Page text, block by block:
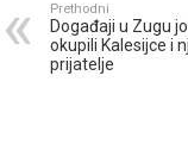
Prethodni
Događaji u Zugu
okupili Kalesijce i
prijatelje